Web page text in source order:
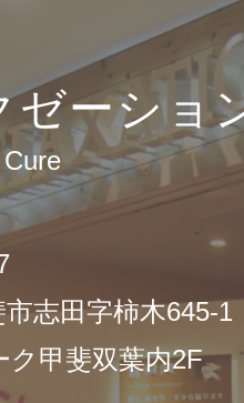
ゼーショ
志田字柿木645-1
ク甲斐双葉内2F